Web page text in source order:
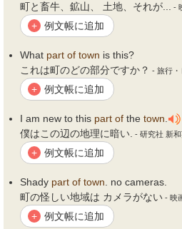
町と畜牛、鉱山、 土地、それが...
-
+ 例文帳に追加
What part of town is this?
これは町のどの部分ですか？ - 旅行・
+ 例文帳に追加
I am new to this part of the town
僕はこの辺の地理に暗い. - 研究社 新
+ 例文帳に追加
Shady part of town . no cameras.
町の怪しい地域は カメラがない - 映
+ 例文帳に追加